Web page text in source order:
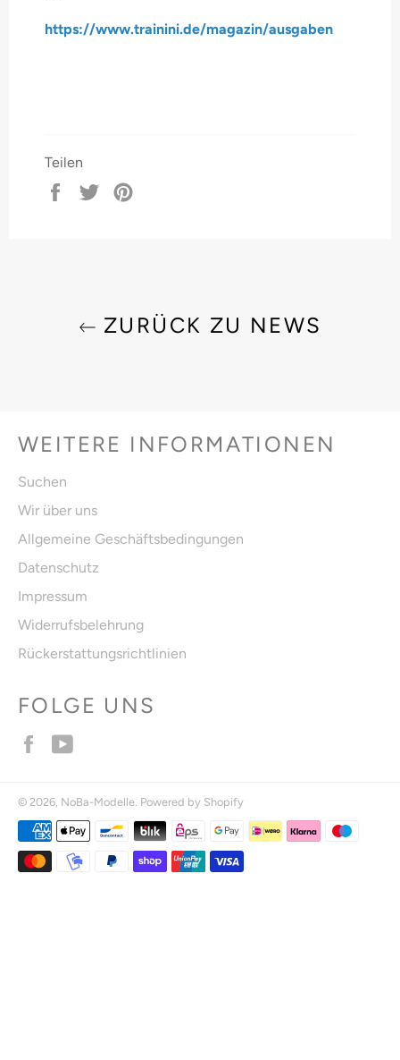
https://www.trainini.de/magazin/ausgaben
Teilen
Auf
Auf
ZURÜCK ZU NEWS
WEITERE INFORMATIONEN
Suchen
Wir über uns
Allgemeine Geschäftsbedingungen
Datenschutz
Impressum
Widerrufsbelehrung
Rückerstattungsrichtlinien
FOLGE UNS
Facebook
© 2026, NoBa-Modelle. Powered by Shopify
Zahlungsmethoden